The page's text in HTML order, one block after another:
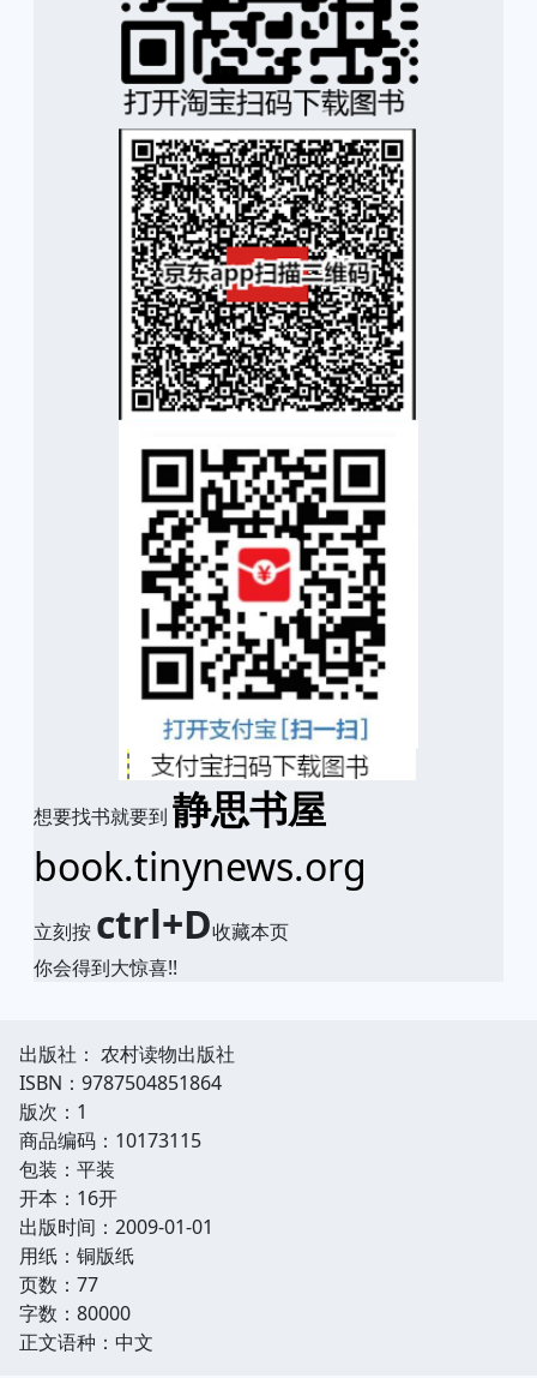
想要找书就要到 静思书屋
book.tinynews.org
立刻按 ctrl+D收藏本页
你会得到大惊喜!!
出版社： 农村读物出版社
ISBN：9787504851864
版次：1
商品编码：10173115
包装：平装
开本：16开
出版时间：2009-01-01
用纸：铜版纸
页数：77
字数：80000
正文语种：中文